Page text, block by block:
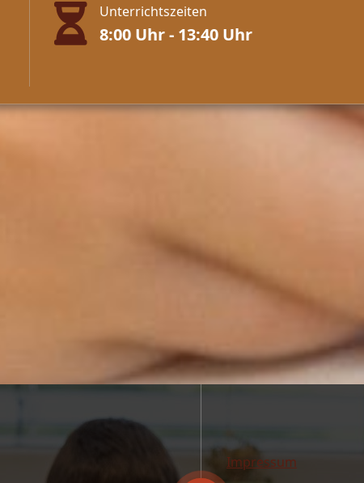
Unterrichtszeiten
8:00 Uhr - 13:40 Uhr
Impressum